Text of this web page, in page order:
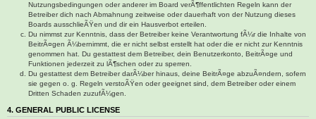
Nutzungsbedingungen oder anderer im Board verÃ¶ffentlichten Regeln kann der
Betreiber dich nach Abmahnung zeitweise oder dauerhaft von der Nutzung dieses
Boards ausschlieÃŸen und dir ein Hausverbot erteilen.
Du nimmst zur Kenntnis, dass der Betreiber keine Verantwortung fÃ¼r die Inhalte von
BeitrÃ¤gen Ã¼bernimmt, die er nicht selbst erstellt hat oder die er nicht zur Kenntnis
genommen hat. Du gestattest dem Betreiber, dein Benutzerkonto, BeitrÃ¤ge und
Funktionen jederzeit zu lÃ¶schen oder zu sperren.
Du gestattest dem Betreiber darÃ¼ber hinaus, deine BeitrÃ¤ge abzuÃ¤ndern, sofern
sie gegen o. g. Regeln verstoÃŸen oder geeignet sind, dem Betreiber oder einem
Dritten Schaden zuzufÃ¼gen.
4. GENERAL PUBLIC LICENSE